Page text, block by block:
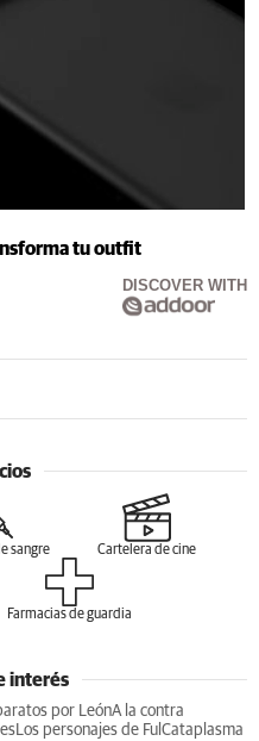
tu outfit
DISCOVER WITH
sangre Cartelera de cine
Farmacias de guardia
interés
por LeónA la contra
Los personajes de Ful Cataplasma